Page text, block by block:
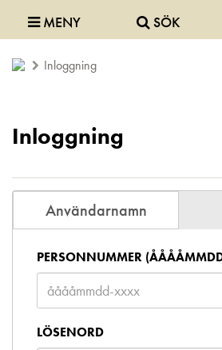
MENY SÖK
Inloggning
Inloggning
Användarnamn
PERSONNUMMER
LÖSENORD